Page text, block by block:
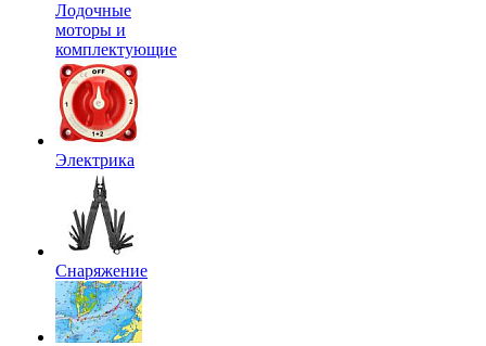
Лодочные
моторы и
комплектующие
Электрика
Снаряжение